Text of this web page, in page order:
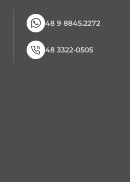
48 9 8845.2272
48 3322-0505